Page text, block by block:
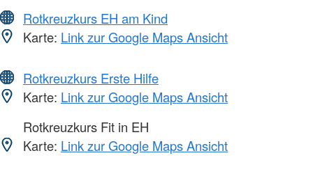
Rotkreuzkurs EH am Kind
Karte: Link zur Google Maps Ansicht
Rotkreuzkurs Erste Hilfe
Karte: Link zur Google Maps Ansicht
Rotkreuzkurs Fit in EH
Karte: Link zur Google Maps Ansicht